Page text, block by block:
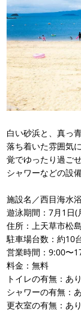
白い砂浜と、真っ
落ち着いた雰囲気
覚でゆったり過ご
シャワーなどの設
施設名／西目海水
遊泳期間：7月1日(
住所：上天草市松
駐車場台数：約10
営業時間：9:00〜
料金：無料
トイレの有無：あり
シャワーの有無：
更衣室の有無：あり